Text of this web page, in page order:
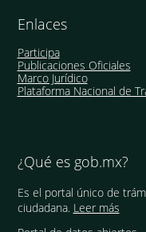
Enlaces
Participa
Publicaciones Oficiales
Marco Jurídico
Plataforma Nacional de
¿Qué es gob.mx?
Es el portal único de
ciudadana. Leer más